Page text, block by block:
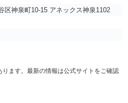
区神泉町10-15 アネックス神泉1102
ます。最新の情報は公式サイトをご確認